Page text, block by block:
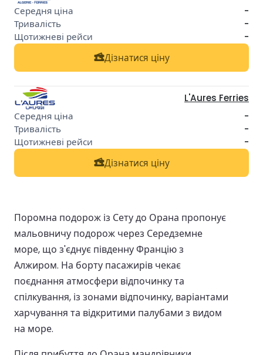
-
-
-
Дізнатися ціну
L'Aures Ferries
-
-
-
Дізнатися ціну
Поромна подорож із Сету до Орана пропонує
мальовничу подорож через Середземне
море, що з'єднує південну Францію з
Алжиром. На борту пасажирів чекає
поєднання атмосфери відпочинку та
спілкування, із зонами відпочинку, варіантами
харчування та відкритими палубами з видом
на море.